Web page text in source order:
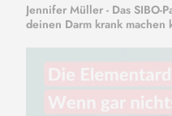
Jennifer Müller - Das SIBO-
deinen Darm krank machen